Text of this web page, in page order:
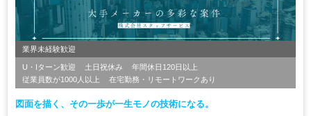
業界未経験歓迎
U・Iターン歓迎 土日祝休み
年間休日120日以上
従業員数が1000人以上
在宅勤務・リモートワークあり
図面を描く、その一歩が一生モノの技術になる。